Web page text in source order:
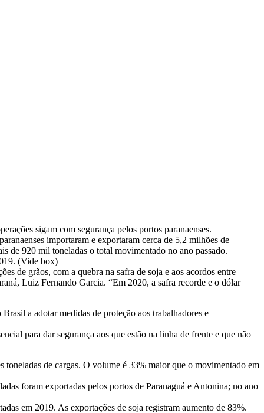
sigam com segurança pelos portos paranaenses.
importaram e exportaram cerca de 5,2 milhões de
de 920 mil toneladas o total movimentado no ano passado.
(Vide box)
de grãos, com a quebra na safra de soja e aos acordos entre
Luiz Fernando Garcia. “Em 2020, a safra recorde e o dólar
a adotar medidas de proteção aos trabalhadores e
para dar segurança aos que estão na linha de frente e que não
toneladas de cargas. O volume é 33% maior que o movimentado em
foram exportadas pelos portos de Paranaguá e Antonina; no ano
em 2019. As exportações de soja registram aumento de 83%.